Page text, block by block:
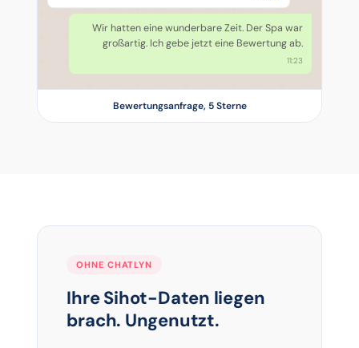
Wir hatten eine wunderbare Zeit. Der Spa war
großartig. Ich gebe jetzt eine Bewertung ab.
11:23
Bewertungsanfrage, 5 Sterne
OHNE CHATLYN
Ihre Sihot-Daten liegen
brach. Ungenutzt.